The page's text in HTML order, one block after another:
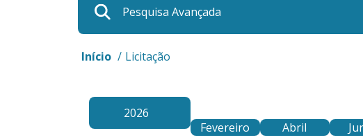
Pesquisa Avançada
Início / Licitação
2026
Fevereiro Abril